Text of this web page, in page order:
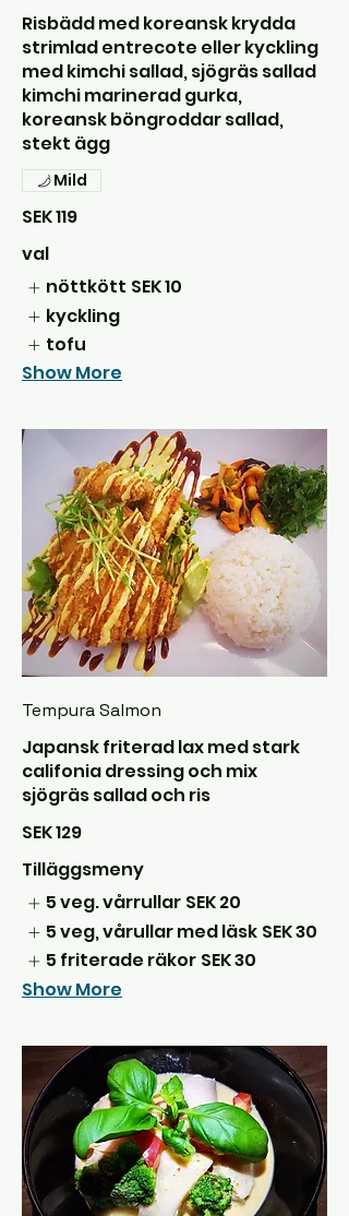
Risbädd med koreansk krydda
strimlad entrecote eller kyckling
med kimchi sallad, sjögräs sallad
kimchi marinerad gurka,
koreansk böngroddar sallad,
stekt ägg
SEK 119
Mild
val
nöttkött SEK 10
kyckling
tofu
Show More
Tempura Salmon
Japansk friterad lax med stark
califonia dressing och mix
sjögräs sallad och ris
SEK 129
Tilläggsmeny
5 veg. vårrullar SEK 20
5 veg, vårullar med läsk SEK 30
5 friterade räkor SEK 30
Show More